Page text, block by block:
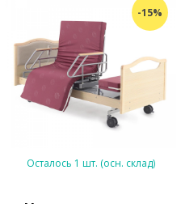
-15%
Осталось 1 шт. (осн. склад)